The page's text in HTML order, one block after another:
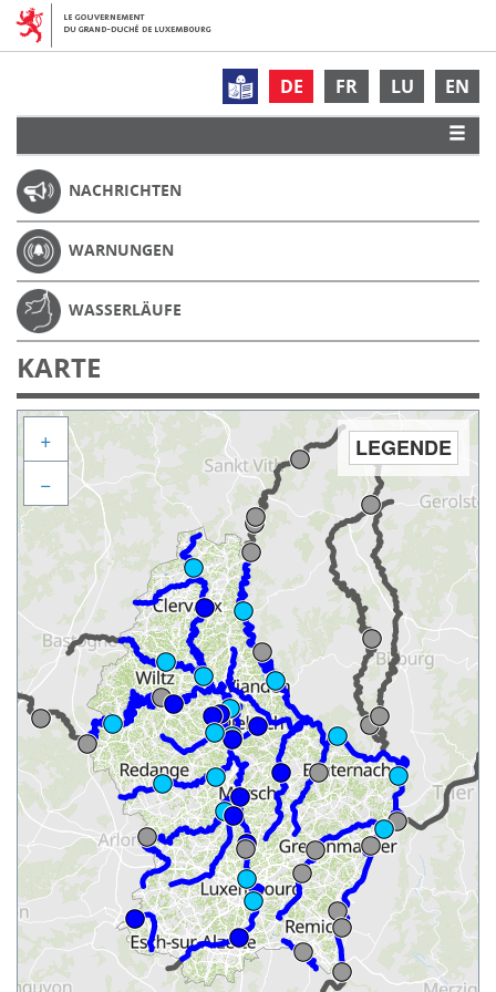
DE FR LU EN
NACHRICHTEN
WARNUNGEN
WASSERLÄUFE
KARTE
LEGENDE
+
−